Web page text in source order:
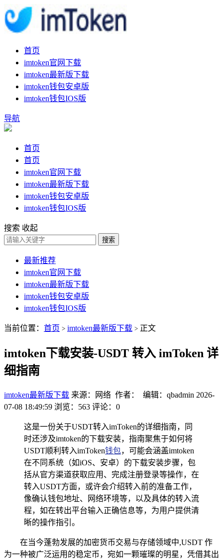
首页
imtoken官网下载
imtoken最新版下载
imtoken钱包安卓版
imtoken钱包IOS版
导航
首页
首页
imtoken官网下载
imtoken最新版下载
imtoken钱包安卓版
imtoken钱包IOS版
搜索 收起
搜索
最新推荐
imtoken官网下载
imtoken最新版下载
imtoken钱包安卓版
imtoken钱包IOS版
当前位置： 首页 > imtoken最新版下载 > 正文
imtoken下载安装-USDT 转入 imToken 详
细指南
imtoken最新版下载 来源：网络 作者： 编辑：qbadmin 2026-
07-08 18:49:59 浏览：563 评论：0
这是一份关于USDT转入imToken的详细指南，同
时还涉及imtoken的下载安装，指南聚焦于如何将
USDT顺利转入imToken钱包，可能会涵盖imtoken
在不同系统（如iOS、安卓）的下载安装步骤，包
括从官方渠道获取应用、完成注册登录等操作，在
转入USDT方面，或许会介绍转入前的准备工作，
像确认钱包地址、网络环境等，以及具体的转入流
程，如在转出平台输入正确信息等，为用户提供清
晰的操作指引。
在当今蓬勃发展的加密货币交易与存储领域中,USDT 作
为一种被广泛运用的稳定币，宛如一颗璀璨的明星，凭借其出